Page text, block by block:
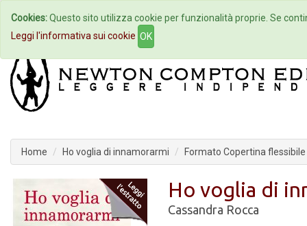
Home Autori Eventi
Home Ho voglia di innamorarmi Formato Copertina flessibile
Ho voglia di
Cassandra Rocca
Cookies:Questo sito utilizza cookie per funzionalità proprie. Se
Leggi l'informativa sui cookie OK